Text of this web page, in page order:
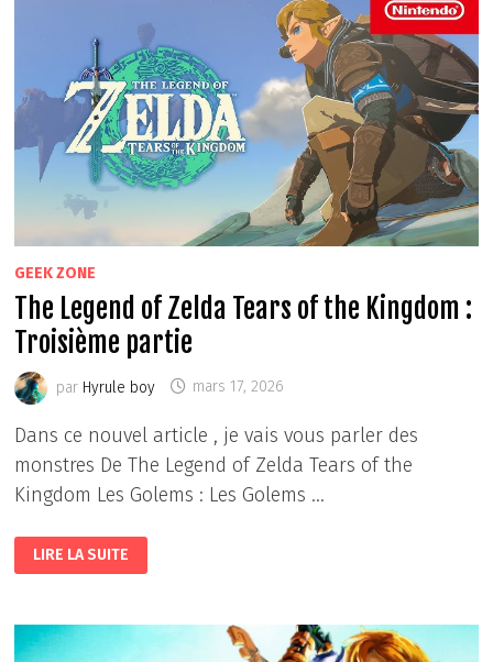
QUATRIÈME
GEEK ZONE
The Legend of Zelda Tears of the Kingdom :
Troisième partie
par Hyrule boy mars 17, 2026
Dans ce nouvel article , je vais vous parler des
monstres De The Legend of Zelda Tears of the
Kingdom Les Golems : Les Golems …
THE
LEGEND
OF
OF
THE
KINGDOM
LIRE LA SUITE